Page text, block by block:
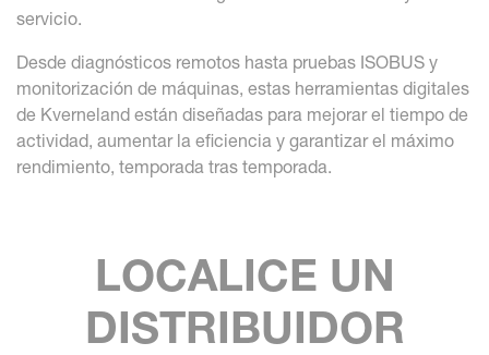
servicio.
Desde diagnósticos remotos hasta pruebas ISOBUS y
monitorización de máquinas, estas herramientas digitales
de Kverneland están diseñadas para mejorar el tiempo de
actividad, aumentar la eficiencia y garantizar el máximo
rendimiento, temporada tras temporada.
LOCALICE UN
DISTRIBUIDOR